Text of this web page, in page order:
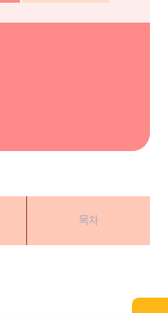
목차